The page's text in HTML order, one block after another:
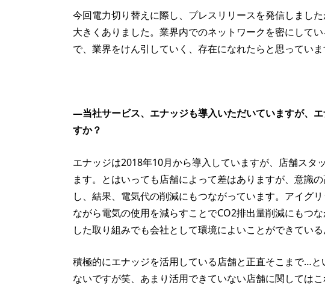
今回電力切り替えに際し、プレスリリースを発信しまし
大きくありました。業界内でのネットワークを密にして
で、業界をけん引していく、存在になれたらと思っていま
—当社サービス、エナッジも導入いただいていますが、
すか？
エナッジは2018年10月から導入していますが、店舗スタ
ます。とはいっても店舗によって差はありますが、意識
し、結果、電気代の削減にもつながっています。アイグ
ながら電気の使用を減らすことでCO2排出量削減にもつ
した取り組みでも会社として環境によいことができてい
積極的にエナッジを活用している店舗と正直そこまで…
ないですが笑、あまり活用できていない店舗に関しては